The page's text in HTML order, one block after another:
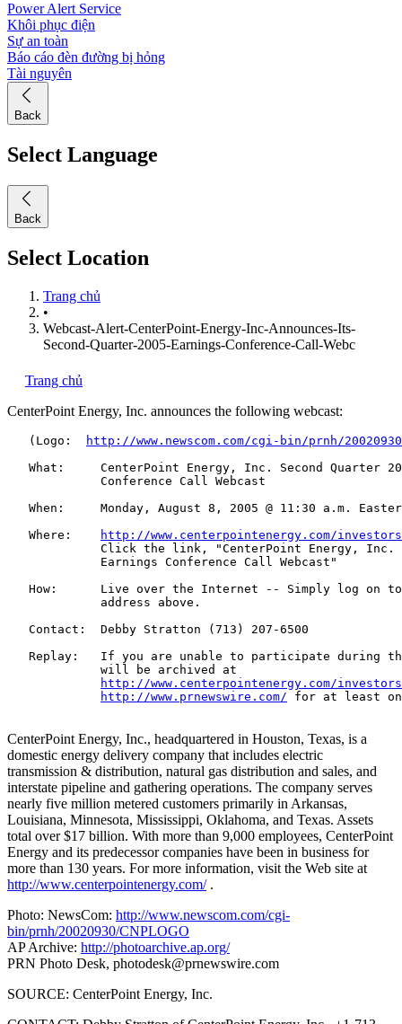
Power Alert Service
Khôi phục điện
Sự an toàn
Báo cáo đèn đường bị hỏng
Tài nguyên
Back
Select Language
Back
Select Location
Trang chủ
•
Webcast-Alert-CenterPoint-Energy-Inc-Announces-Its-
Second-Quarter-2005-Earnings-Conference-Call-Webc
Trang chủ
CenterPoint Energy, Inc. announces the following webcast:
   (Logo:
http://www.newscom.com/cgi-bin/prnh/20020930/
What:     CenterPoint Energy, Inc. Second Quarter
             Conference Call Webcast
When:     Monday, August 8, 2005 @ 11:30 a.m.
   Where:
http://www.centerpointenergy.com/
Click the link, "CenterPoint Energy, Inc.
             Earnings Conference Call Webcast"
How:      Live over the Internet -- Simply log on
             address above.
   Contact:  Debby Stratton (713) 207-6500
Replay:   If you are unable to participate during
             will be archived at
http://www.centerpointenergy.com/
http://www.prnewswire.com/ for at least
CenterPoint Energy, Inc., headquartered in Houston, Texas, is a
domestic energy delivery company that includes electric
transmission & distribution, natural gas distribution and sales, and
interstate pipeline and gathering operations. The company serves
nearly five million metered customers primarily in Arkansas,
Louisiana, Minnesota, Mississippi, Oklahoma, and Texas. Assets
total over $17 billion. With more than 9,000 employees, CenterPoint
Energy and its predecessor companies have been in business for
more than 130 years. For more information, visit the Web site at
http://www.centerpointenergy.com/.
Photo: NewsCom: http://www.newscom.com/cgi-
bin/prnh/20020930/CNPLOGO
AP Archive: http://photoarchive.ap.org/
PRN Photo Desk, photodesk@prnewswire.com
SOURCE: CenterPoint Energy, Inc.